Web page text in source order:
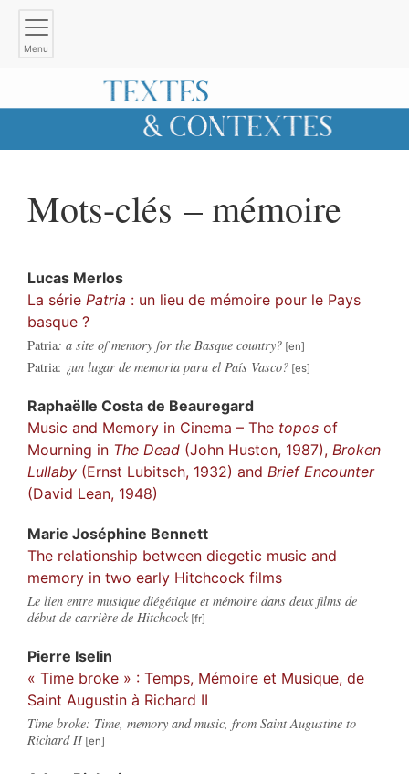
Menu
Mots-clés – mémoire
Lucas Merlos
La série Patria : un lieu de mémoire pour le Pays
basque ?
Patria: a site of memory for the Basque country?
Patria: ¿un lugar de memoria para el País Vasco?
Raphaëlle Costa de Beauregard
Music and Memory in Cinema – The topos of
Mourning in The Dead (John Huston, 1987), Broken
Lullaby (Ernst Lubitsch, 1932) and Brief Encounter
(David Lean, 1948)
Marie Joséphine Bennett
The relationship between diegetic music and
memory in two early Hitchcock films
Le lien entre musique diégétique et mémoire dans deux films de
début de carrière de Hitchcock
Pierre Iselin
« Time broke » : Temps, Mémoire et Musique, de
Saint Augustin à Richard II
Time broke: Time, memory and music, from Saint Augustine to
Richard II